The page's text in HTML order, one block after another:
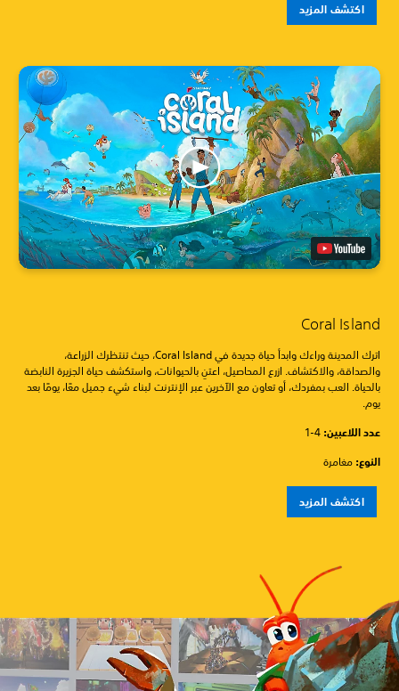
اكتشف المزيد
Coral Island
اترك المدينة وراءك وابدأ حياة جديدة في Coral Island، حيث تنتظرك الزراعة،
والصداقة، والاكتشاف. ازرع المحاصيل، اعتنِ بالحيوانات، واستكشف حياة الجزيرة النابضة
بالحياة. العب بمفردك، أو تعاون مع الآخرين عبر الإنترنت لبناء شيء جميل معًا، يومًا بعد
يوم.
عدد اللاعبين: ‏1-4
النوع:مغامرة
اكتشف المزيد